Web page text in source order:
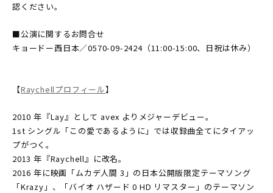
認ください。
■公演に関するお問合せ
キョードー西日本／0570-09-2424（11:00-15:00、日祝は休み）
【Raychellプロフィール】
2010 年『Lay』として avex よりメジャーデビュー。
1st シングル「この愛であるように」では収録曲全てにタイアッ
プがつく。
2013 年『Raychell』に改名。
2016 年に映画「ムカデ人間 3」の日本公開版限定テーマソング
「Krazy」、「バイオ ハザード 0 HD リマスター」のテーマソン